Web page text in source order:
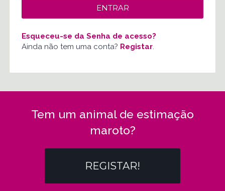
Esqueceu-se da Senha de acesso?
Ainda não tem uma conta? Registar.
Tem um animal de estimação
maroto?
REGISTAR!